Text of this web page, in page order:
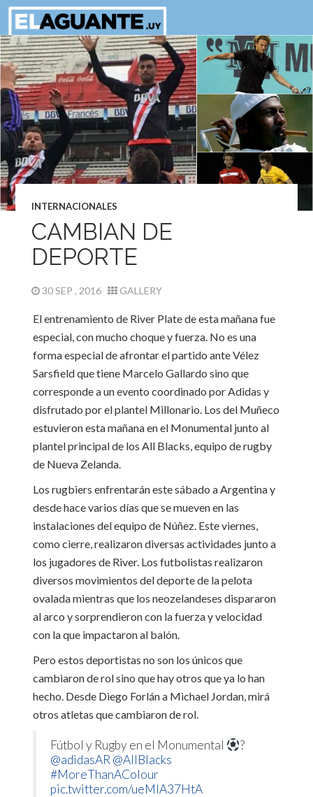
INTERNACIONALES
CAMBIAN DE
DEPORTE
30 SEP , 2016 GALLERY
El entrenamiento de River Plate de esta mañana fue
especial, con mucho choque y fuerza. No es una
forma especial de afrontar el partido ante Vélez
Sarsfield que tiene Marcelo Gallardo sino que
corresponde a un evento coordinado por Adidas y
disfrutado por el plantel Millonario. Los del Muñeco
estuvieron esta mañana en el Monumental junto al
plantel principal de los All Blacks, equipo de rugby
de Nueva Zelanda.
Los rugbiers enfrentarán este sábado a Argentina y
desde hace varios días que se mueven en las
instalaciones del equipo de Núñez. Este viernes,
como cierre, realizaron diversas actividades junto a
los jugadores de River. Los futbolistas realizaron
diversos movimientos del deporte de la pelota
ovalada mientras que los neozelandeses dispararon
al arco y sorprendieron con la fuerza y velocidad
con la que impactaron al balón.
Pero estos deportistas no son los únicos que
cambiaron de rol sino que hay otros que ya lo han
hecho. Desde Diego Forlán a Michael Jordan, mirá
otros atletas que cambiaron de rol.
Fútbol y Rugby en el Monumental
?
@adidasAR @AllBlacks
#MoreThanAColour
pic.twitter.com/ueMlA37HtA